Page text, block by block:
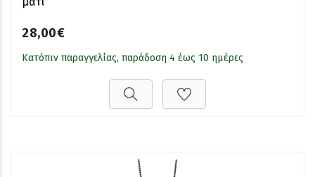
28,00€
Κατόπιν παραγγελίας, παράδοση 4 έως 10 ημέρες